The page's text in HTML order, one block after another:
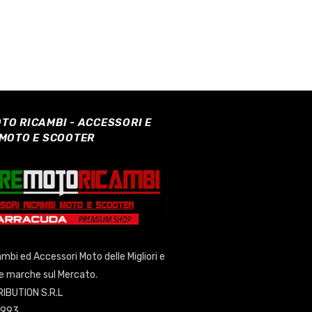
RICAMBI - ACCESSORI E
E SCOOTER
ed Accessori Moto delle Migliori e
marche sul Mercato.
S.R.L